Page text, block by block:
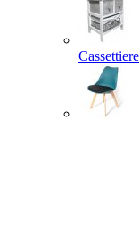
Cassettiere